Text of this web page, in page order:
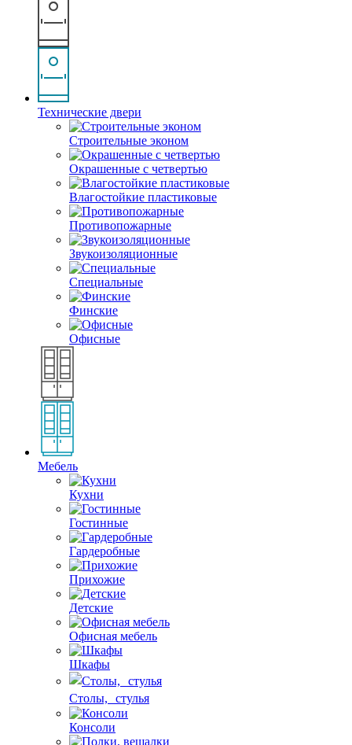
Технические двери
Строительные эконом
Окрашенные с четвертью
Влагостойкие пластиковые
Противопожарные
Звукоизоляционные
Специальные
Финские
Офисные
Мебель
Кухни
Гостинные
Гардеробные
Прихожие
Детские
Офисная мебель
Шкафы
Столы, стулья
Консоли